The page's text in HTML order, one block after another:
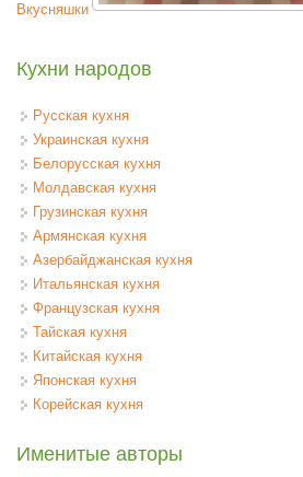
Вкусняшки
Кухни народов
Русская кухня
Украинская кухня
Белорусская кухня
Молдавская кухня
Грузинская кухня
Армянская кухня
Азербайджанская кухня
Итальянская кухня
Французская кухня
Тайская кухня
Китайская кухня
Японская кухня
Корейская кухня
Именитые авторы